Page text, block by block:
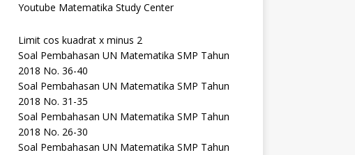
Youtube Matematika Study Center
Limit cos kuadrat x minus 2
Soal Pembahasan UN Matematika SMP Tahun
2018 No. 36-40
Soal Pembahasan UN Matematika SMP Tahun
2018 No. 31-35
Soal Pembahasan UN Matematika SMP Tahun
2018 No. 26-30
Soal Pembahasan UN Matematika SMP Tahun